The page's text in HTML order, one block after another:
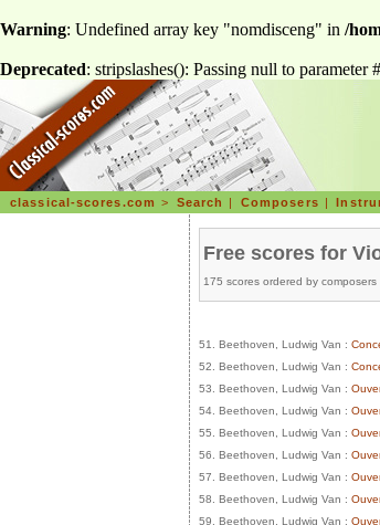
Warning: Undefined array key "nomdisceng" in /
Deprecated: stripslashes(): Passing null to
classical-scores.com > Search | Composers |
Free scores for
175 scores ordered by composers
51. Beethoven, Ludwig Van :
52. Beethoven, Ludwig Van :
53. Beethoven, Ludwig Van :
54. Beethoven, Ludwig Van :
55. Beethoven, Ludwig Van :
56. Beethoven, Ludwig Van :
57. Beethoven, Ludwig Van :
58. Beethoven, Ludwig Van :
59. Beethoven, Ludwig Van :